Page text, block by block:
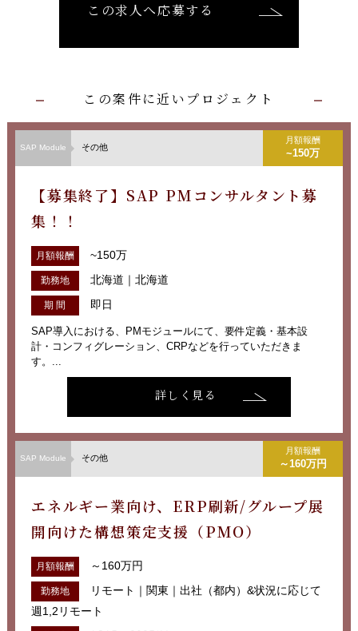
この求人へ応募する
この案件に近いプロジェクト
SAP Module その他
月額報酬
~150万
【募集終了】SAP PMコンサルタント募
集！！
月額報酬 ~150万
勤務地 北海道｜北海道
期 間 即日
SAP導入における、PMモジュールにて、要件定義・基本設
計・コンフィグレーション、CRPなどを行っていただきま
す。...
詳しく見る
SAP Module その他
月額報酬
～160万円
エネルギー業向け、ERP刷新/グループ展
開向けた構想策定支援（PMO）
月額報酬 ～160万円
勤務地
リモート｜関東｜出社（都内）&状況に応じて
週1,2リモート